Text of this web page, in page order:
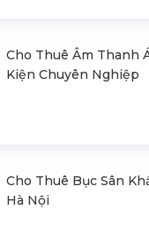
Cho Thuê Âm Thanh
Kiện Chuyên Nghiệp
Cho Thuê Bục Sân
Hà Nội